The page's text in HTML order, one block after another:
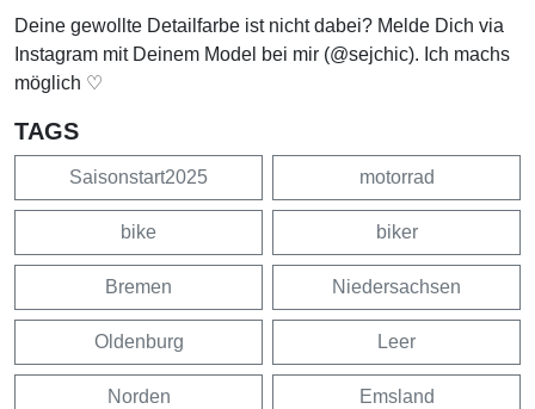
Deine gewollte Detailfarbe ist nicht dabei? Melde Dich via
Instagram mit Deinem Model bei mir (@sejchic). Ich machs
möglich ♡
TAGS
Saisonstart2025 motorrad
bike biker
Bremen Niedersachsen
Oldenburg Leer
Norden Emsland